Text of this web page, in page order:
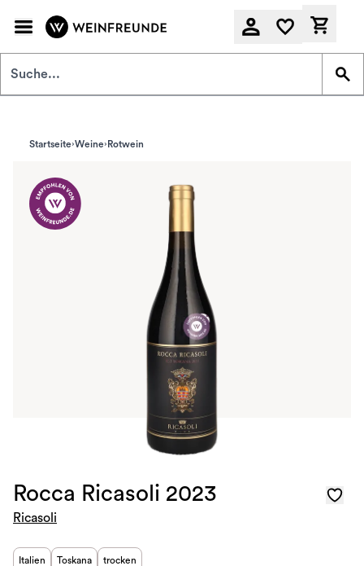
Startseite Weine Rotwein
Rocca Ricasoli 2023
Ricasoli
Italien Toskana trocken